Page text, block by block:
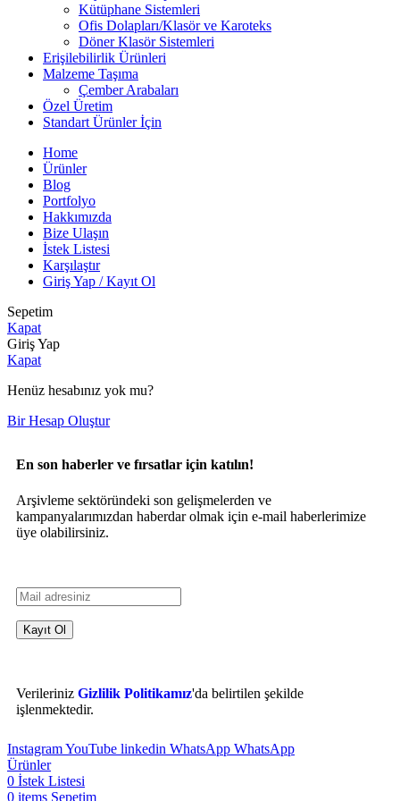
Kütüphane Sistemleri
Ofis Dolapları/Klasör ve Karoteks
Döner Klasör Sistemleri
Erişilebilirlik Ürünleri
Malzeme Taşıma
Çember Arabaları
Özel Üretim
Standart Ürünler İçin
Home
Ürünler
Blog
Portfolyo
Hakkımızda
Bize Ulaşın
İstek Listesi
Karşılaştır
Giriş Yap / Kayıt Ol
Sepetim
Kapat
Giriş Yap
Kapat
Henüz hesabınız yok mu?
Bir Hesap Oluştur
En son haberler ve fırsatlar için katılın!
Arşivleme sektöründeki son gelişmelerden ve
kampanyalarımızdan haberdar olmak için e-mail haberlerimize
üye olabilirsiniz.
Verileriniz Gizlilik Politikamız'da belirtilen şekilde
işlenmektedir.
InstagramYouTube linkedin WhatsApp WhatsApp
Ürünler
0 İstek Listesi
0 items Sepetim